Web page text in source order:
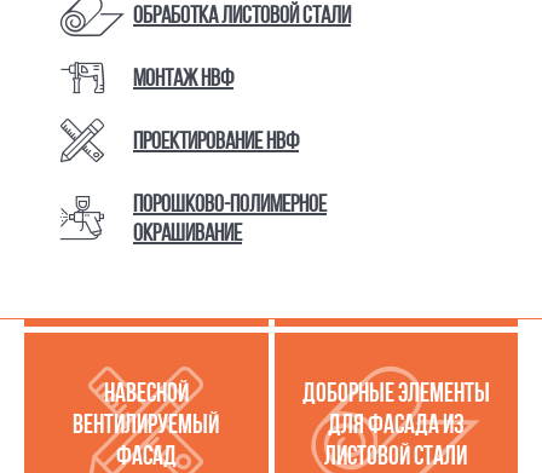
Обработка листовой стали
Монтаж НВФ
Проектирование НВФ
Порошково-полимерное
окрашивание
КАТАЛОГ ТОВАРОВ И УСЛУГ
УСЛУГИ ПО РАБОТЕ С
ЛИСТОВОЙ СТАЛЬЮ
МЕТАЛЛОКАССЕТЫ
НАВЕСНОЙ
ВЕНТИЛИРУЕМЫЙ
ФАСАД
ДОБОРНЫЕ ЭЛЕМЕНТЫ
ДЛЯ ФАСАДА ИЗ
ЛИСТОВОЙ СТАЛИ